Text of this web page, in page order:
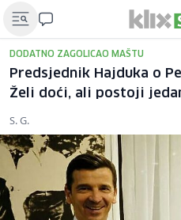
DODATNO ZAGOLICAO MAŠTU
Predsjednik Hajduka o
Želi doći, ali postoji
S. G.